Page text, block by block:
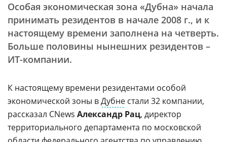
Особая экономическая зона «Дубна» начала
принимать резидентов в начале 2008 г., и к
настоящему времени заполнена на четверть.
Больше половины нынешних резидентов –
ИТ-компании.
К настоящему времени резидентами особой
экономической зоны вДубне стали 32 компании,
рассказал CNews Александр Рац, директор
территориального департамента по московской